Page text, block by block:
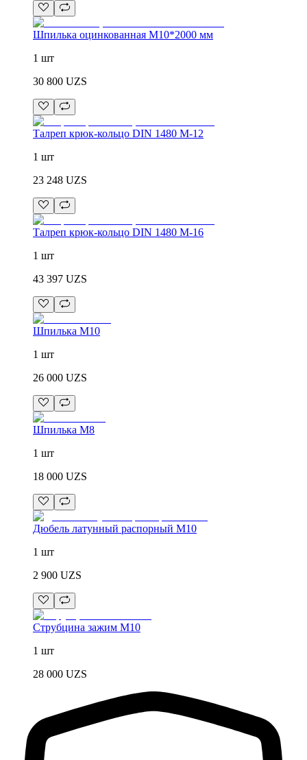
Шпилька оцинкованная М10*2000 мм
1 шт
30 800 UZS
Талреп крюк-кольцо DIN 1480 М-12
1 шт
23 248 UZS
Талреп крюк-кольцо DIN 1480 М-16
1 шт
43 397 UZS
Шпилька М10
1 шт
26 000 UZS
Шпилька М8
1 шт
18 000 UZS
Дюбель латунный распорный М10
1 шт
2 900 UZS
Струбцина зажим М10
1 шт
28 000 UZS